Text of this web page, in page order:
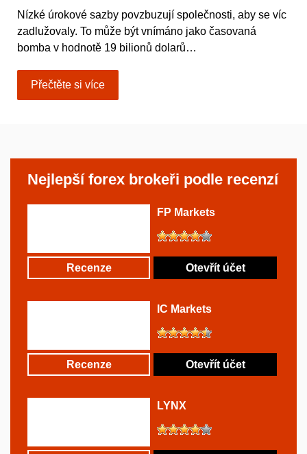
Nízké úrokové sazby povzbuzují společnosti, aby se víc
zadlužovaly. To může být vnímáno jako časovaná
bomba v hodnotě 19 bilionů dolarů…
Přečtěte si více
Nejlepší forex brokeři podle recenzí
FP Markets
Recenze Otevřít účet
IC Markets
Recenze Otevřít účet
LYNX